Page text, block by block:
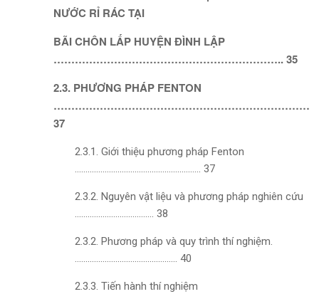
NƯỚC RỈ RÁC TẠI
BÃI CHÔN LẤP HUYỆN ĐÌNH LẬP
……………………………………………………….. 35
2.3. PHƯƠNG PHÁP FENTON
………………………………………………………………
37
2.3.1. Giới thiệu phương pháp Fenton
………………………………………………….. 37
2.3.2. Nguyên vật liệu và phương pháp nghiên cứu
………………………………. 38
2.3.2. Phương pháp và quy trình thí nghiệm.
………………………………………… 40
2.3.3. Tiến hành thí nghiệm